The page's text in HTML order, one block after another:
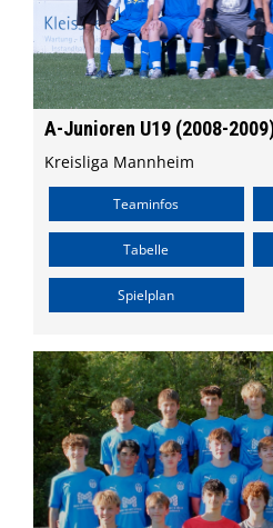
Aktivität
Jugend
Training
Events
Terminkalender
Formulare
Shop
Kontaktformular
A-Junioren U19 (2008-
Kreisliga Mannheim
Teaminfos
Tabelle
Spielplan